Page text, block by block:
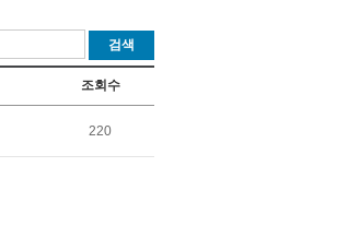
검색
조회수
220